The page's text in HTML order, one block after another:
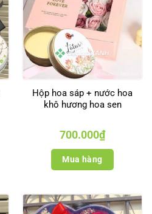
Hộp hoa sáp + nước hoa
khô hương hoa sen
700.000₫
Mua hàng